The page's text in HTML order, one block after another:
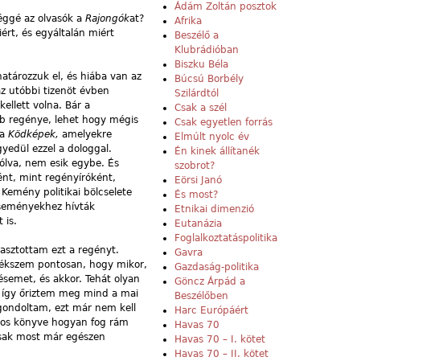
az olvasók a Rajongókat?
és egyáltalán miért
el, és hiába van az
utóbbi tizenöt évben
volna. Bár a
regénye, lehet hogy mégis
Ködképek, amelyekre
ezzel a dologgal.
nem esik egybe. És
mint regényíróként,
politikai bölcselete
hívták
is.
ezt a regényt.
pontosan, hogy mikor,
és akkor. Tehát olyan
őriztem meg mind a mai
ezt már nem kell
könyve hogyan fog rám
most már egészen
Ádám Zoltán posztok
Afrika
Beszélő a
Klubrádióban
Biszku Béla
Búcsú Borbély
Szilárdtól
Csak a szél
Csak egyetlen forrás
Elmúlt nyolc év
Én kinek állítanék
szobrot?
Eörsi Janó
És most?
Etnikai dimenzió
Eutanázia
Foglalkoztatáspolitika
Gavra
Gazdaság-politika
Göncz Árpád a
Beszélőben
Harc Európáért
Havas 70
Havas 70 – I. kötet
Havas 70 – II. kötet